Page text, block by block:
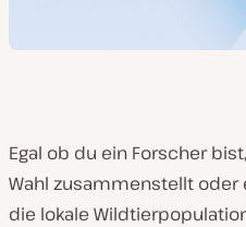
Egal ob du ein Forscher
Wahl zusammenstellt oder
die lokale